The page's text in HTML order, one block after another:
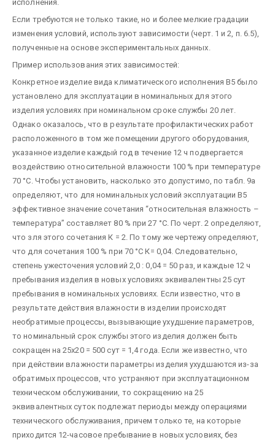
исполнения.
Если требуются не только такие, но и более мелкие градации
изменения условий, используют зависимости (черт. 1 и 2, п. 6.5),
полученные на основе экспериментальных данных.
Пример использования этих зависимостей:
Конкретное изделие вида климатического исполнения В5 было
установлено для эксплуатации в номинальных для этого
изделия условиях при номинальном сроке службы 20 лет.
Однако оказалось, что в результате профилактических работ
расположенного в том же помещении другого оборудования,
указанное изделие каждый год в течение 12 ч подвергается
воздействию относительной влажности 100 % при температуре
70 °С. Чтобы установить, насколько это допустимо, по табл. 9а
определяют, что для номинальных условий эксплуатации В5
эффективное значение сочетания “относительная влажность –
температура” составляет 80 % при 27 °С. По черт. 2 определяют,
что зля этого сочетания К = 2. По тому же чертежу определяют,
что для сочетания 100 % при 70 °С К= 0,04. Следовательно,
степень ужесточения условий 2,0 : 0,04 = 50 раз, и каждые 12 ч
пребывания изделия в новых условиях эквивалентны 25 сут
пребывания в номинальных условиях. Если известно, что в
результате действия влажности в изделии происходят
необратимые процессы, вызывающие ухудшение параметров,
то номинальный срок службы этого изделия должен быть
сокращен на 25х20 = 500 сут = 1,4 года. Если же известно, что
при действии влажности параметры изделия ухудшаются из-за
обратимых процессов, что устраняют при эксплуатационном
техническом обслуживании, то сокращению на 25
эквивалентных суток подлежат периоды между операциями
технического обслуживания, причем только те, на которые
приходится 12-часовое пребывание в новых условиях, без